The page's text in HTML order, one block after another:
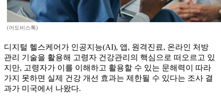
(어도비스톡)
디지털 헬스케어가 인공지능(AI), 앱, 원격진료, 온라인 처방
관리 기술을 활용해 고령자 건강관리의 핵심으로 떠오르고 있
지만, 고령자가 이를 이해하고 활용할 수 있는 문해력이 따라
가지 못하면 실제 건강 개선 효과는 제한될 수 있다는 조사 결
과가 미국에서 나왔다.